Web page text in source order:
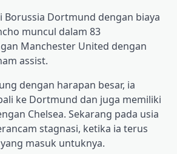
Borussia Dortmund dengan biaya
muncul dalam 83
Manchester United dengan
assist.
dengan harapan besar, ia
ke Dortmund dan juga memiliki
Chelsea. Sekarang pada usia
stagnasi, ketika ia terus
masuk untuknya.